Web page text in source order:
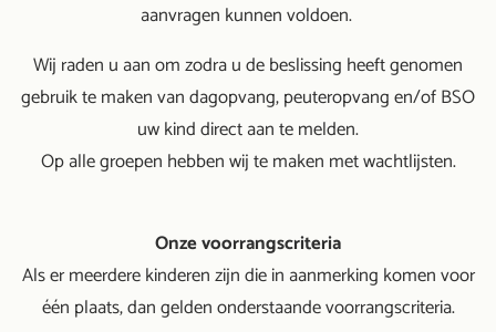
aanvragen kunnen voldoen.
Wij raden u aan om zodra u de beslissing heeft genomen
gebruik te maken van dagopvang, peuteropvang en/of BSO
uw kind direct aan te melden.
Op alle groepen hebben wij te maken met wachtlijsten.
Onze voorrangscriteria
Als er meerdere kinderen zijn die in aanmerking komen voor
één plaats, dan gelden onderstaande voorrangscriteria.